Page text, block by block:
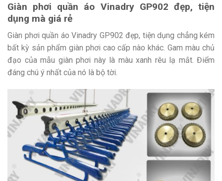
Giàn phơi quần áo Vinadry GP902 đẹp, tiện
dụng mà giá rẻ
Giàn phơi quần áo Vinadry GP902 đẹp, tiện dụng chẳng kém
bất kỳ sản phẩm giàn phơi cao cấp nào khác. Gam màu chủ
đạo của mẫu giàn phơi này là màu xanh rêu lạ mắt. Điểm
đáng chú ý nhất của nó là bộ tời.